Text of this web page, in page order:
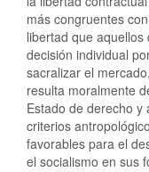
más congruentes
libertad que
decisión individual
sacralizar el
resulta moralmente
Estado de derecho y
criterios
favorables para el
el socialismo en sus